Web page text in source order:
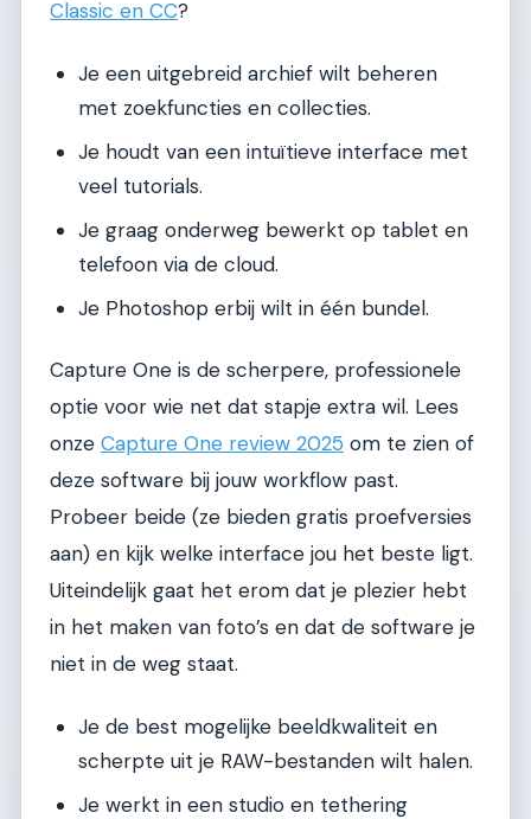
Classic en CC?
Je een uitgebreid archief wilt beheren
met zoekfuncties en collecties.
Je houdt van een intuïtieve interface met
veel tutorials.
Je graag onderweg bewerkt op tablet en
telefoon via de cloud.
Je Photoshop erbij wilt in één bundel.
Capture One is de scherpere, professionele
optie voor wie net dat stapje extra wil. Lees
onze Capture One review 2025 om te zien of
deze software bij jouw workflow past.
Probeer beide (ze bieden gratis proefversies
aan) en kijk welke interface jou het beste ligt.
Uiteindelijk gaat het erom dat je plezier hebt
in het maken van foto’s en dat de software je
niet in de weg staat.
Je de best mogelijke beeldkwaliteit en
scherpte uit je RAW-bestanden wilt halen.
Je werkt in een studio en tethering